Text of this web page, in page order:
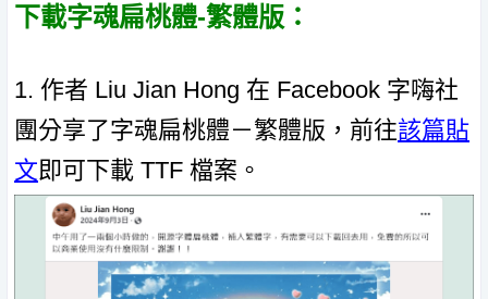
下載字魂扁桃體-繁體版：
1. 作者 Liu Jian Hong 在 Facebook 字嗨社
團分享了字魂扁桃體－繁體版，前往該篇貼
文 即可下載 TTF 檔案。